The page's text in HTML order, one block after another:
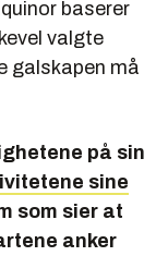
baserer
valgte
galskapen må
på sin
sine
som sier at
anker